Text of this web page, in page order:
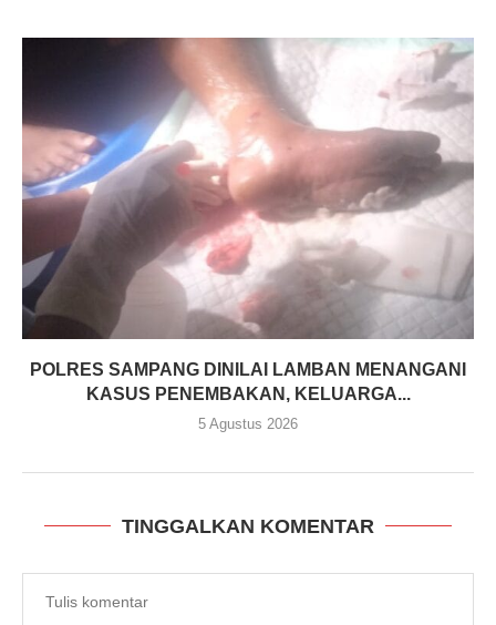
POLRES SAMPANG DINILAI LAMBAN MENANGANI
KASUS PENEMBAKAN, KELUARGA...
5 Agustus 2026
TINGGALKAN KOMENTAR